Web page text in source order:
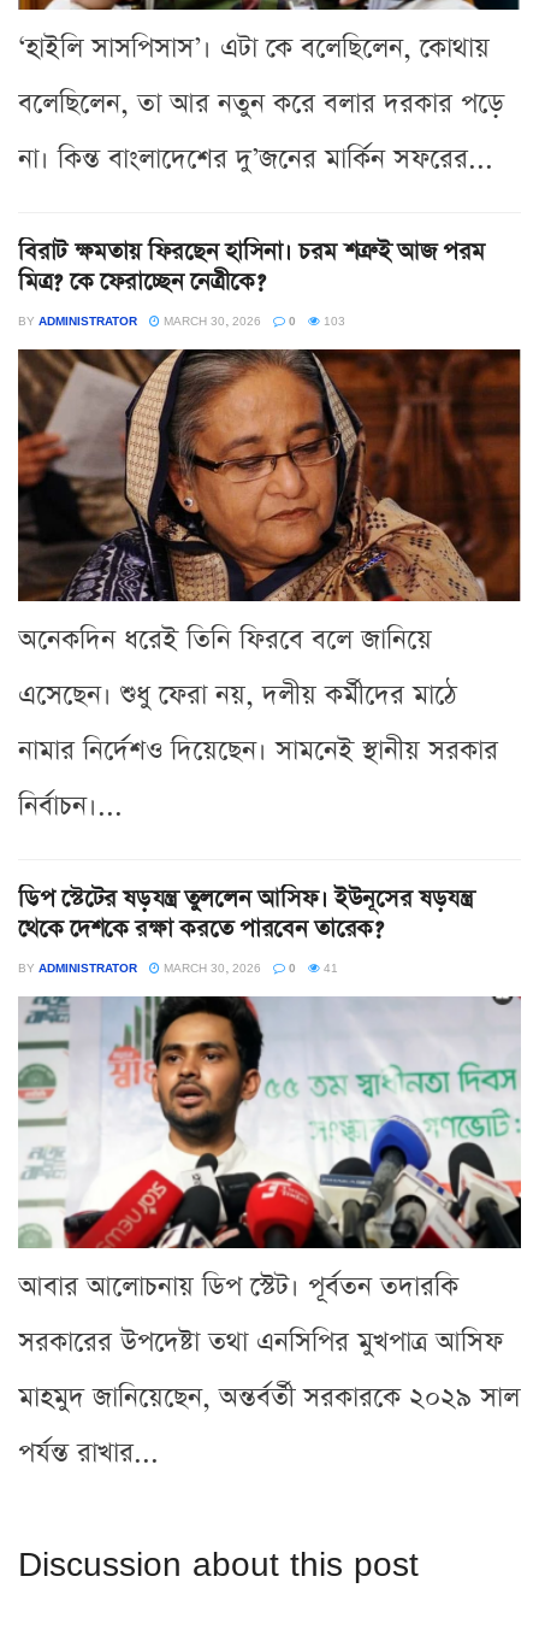
‘হাইলি সাসপিসাস’। এটা কে বলেছিলেন, কোথায়
বলেছিলেন, তা আর নতুন করে বলার দরকার পড়ে
না। কিন্ত বাংলাদেশের দু’জনের মার্কিন সফরের...
বিরাট ক্ষমতায় ফিরছেন হাসিনা। চরম শত্রুই আজ পরম
মিত্র? কে ফেরাচ্ছেন নেত্রীকে?
BY ADMINISTRATOR MARCH 30, 2026 0 103
অনেকদিন ধরেই তিনি ফিরবে বলে জানিয়ে
এসেছেন। শুধু ফেরা নয়, দলীয় কর্মীদের মাঠে
নামার নির্দেশও দিয়েছেন। সামনেই স্থানীয় সরকার
নির্বাচন।...
ডিপ স্টেটের ষড়যন্ত্র তুললেন আসিফ। ইউনূসের ষড়যন্ত্র
থেকে দেশকে রক্ষা করতে পারবেন তারেক?
BY ADMINISTRATOR MARCH 30, 2026 0 41
আবার আলোচনায় ডিপ স্টেট। পূর্বতন তদারকি
সরকারের উপদেষ্টা তথা এনসিপির মুখপাত্র আসিফ
মাহমুদ জানিয়েছেন, অন্তর্বর্তী সরকারকে ২০২৯ সাল
পর্যন্ত রাখার...
Discussion about this post